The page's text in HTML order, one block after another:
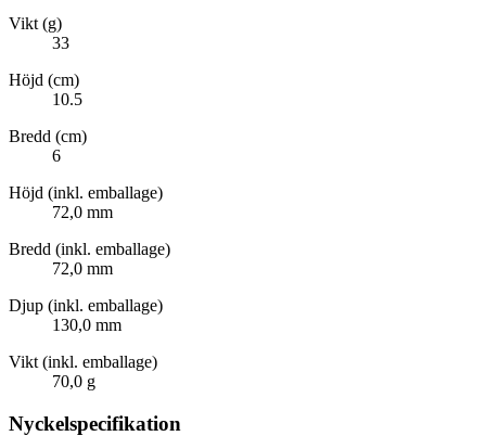
Vikt (g)
33
Höjd (cm)
10.5
Bredd (cm)
6
Höjd (inkl. emballage)
72,0 mm
Bredd (inkl. emballage)
72,0 mm
Djup (inkl. emballage)
130,0 mm
Vikt (inkl. emballage)
70,0 g
Nyckelspecifikation